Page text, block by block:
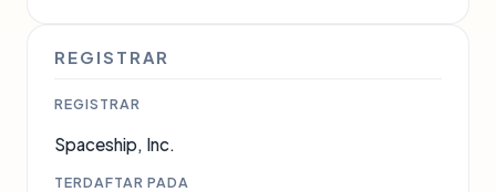
REGISTRAR
REGISTRAR
Spaceship, Inc.
TERDAFTAR PADA